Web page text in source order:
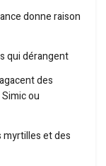
donne raison
qui dérangent
des
ou
myrtilles et des